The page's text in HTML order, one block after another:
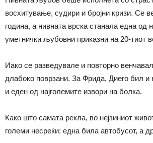
восхитување, судири и бројни кризи. Се
година, а нивната врска станала една од
уметнички љубовни приказни на 20-тиот
Иако се разведувале и повторно
длабоко поврзани. За Фрида, Диего бил и
и еден од најголемите извори на болка.
Како што самата рекла, во нејзиниот
големи несреќи: една била автобусот, а